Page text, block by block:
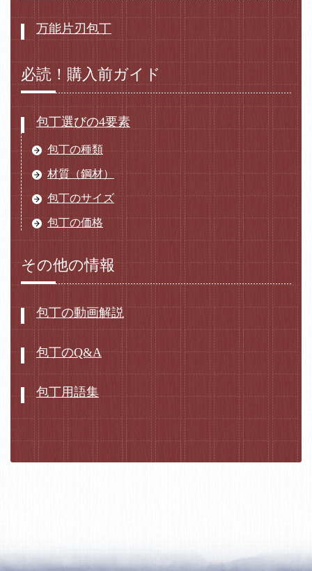
万能片刃包丁
必読！購入前ガイド
包丁選びの4要素
包丁の種類
材質（鋼材）
包丁のサイズ
包丁の価格
その他の情報
包丁の動画解説
包丁のQ&A
包丁用語集